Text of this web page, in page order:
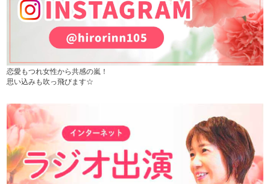
恋愛もつれ女性から共感の嵐！
思い込みも吹っ飛びます☆